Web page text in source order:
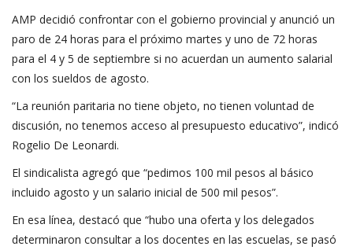
AMP decidió confrontar con el gobierno provincial y anunció un
paro de 24 horas para el próximo martes y uno de 72 horas
para el 4 y 5 de septiembre si no acuerdan un aumento salarial
con los sueldos de agosto.
“La reunión paritaria no tiene objeto, no tienen voluntad de
discusión, no tenemos acceso al presupuesto educativo”, indicó
Rogelio De Leonardi.
El sindicalista agregó que “pedimos 100 mil pesos al básico
incluido agosto y un salario inicial de 500 mil pesos”.
En esa línea, destacó que “hubo una oferta y los delegados
determinaron consultar a los docentes en las escuelas, se pasó